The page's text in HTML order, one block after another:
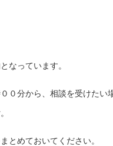
なっています。
０分から、相談を受けたい
とめておいてください。